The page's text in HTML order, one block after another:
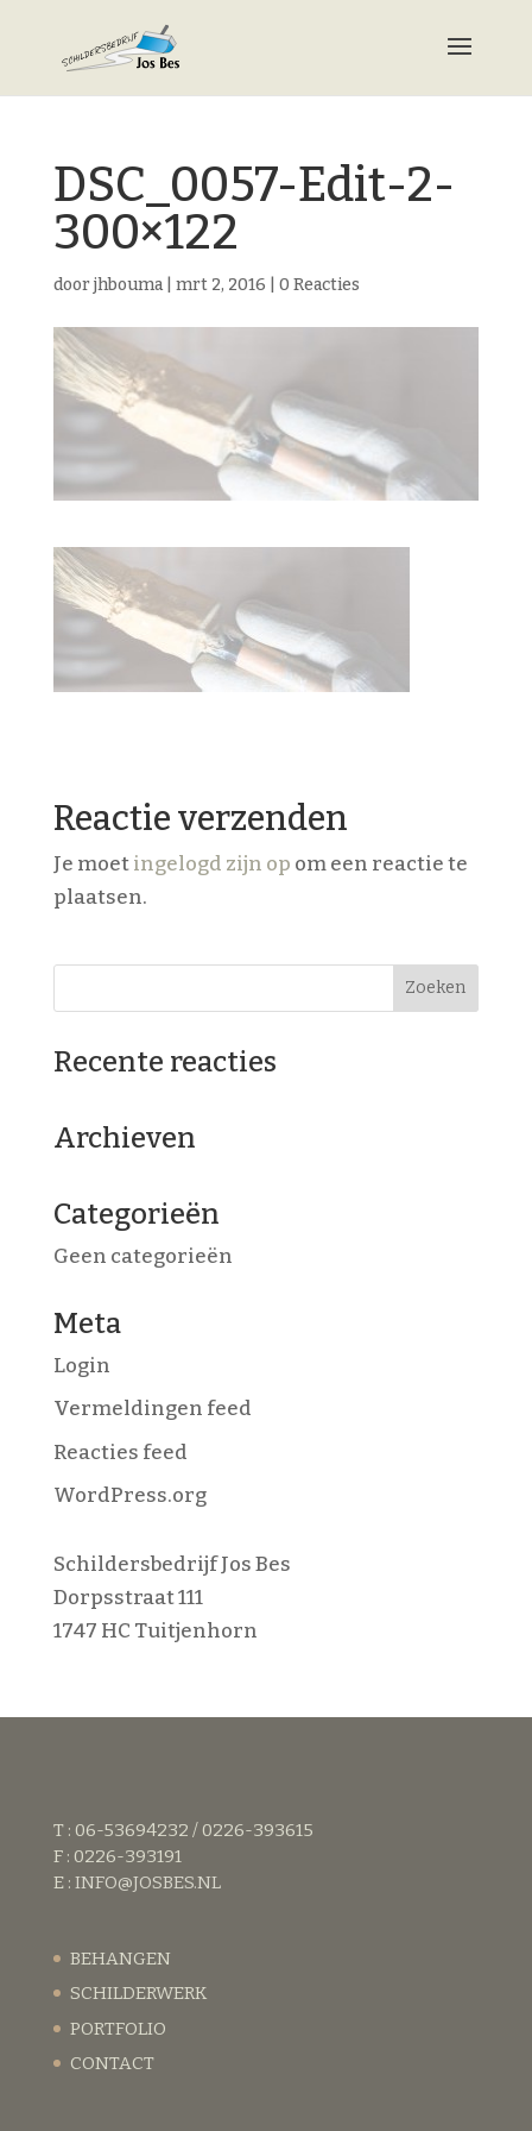
DSC_0057-Edit-2-
300×122
doorjhbouma| mrt 2, 2016 0 Reacties
Reactie verzenden
Je moetingelogd zijn op om een reactie te
plaatsen.
Recente reacties
Archieven
Categorieën
Geen categorieën
Meta
Login
Vermeldingen feed
Reacties feed
WordPress.org
Schildersbedrijf Jos Bes
Dorpsstraat 111
1747 HC Tuitjenhorn
T : 06-53694232 / 0226-393615
F : 0226-393191
E : INFO@JOSBES.NL
BEHANGEN
SCHILDERWERK
PORTFOLIO
CONTACT